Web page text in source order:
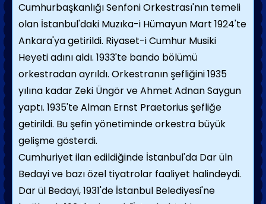
Cumhurbaşkanlığı Senfoni Orkestrası'nın temeli
olan İstanbul'daki Muzıka-i Hümayun Mart 1924'te
Ankara'ya getirildi. Riyaset-i Cumhur Musiki
Heyeti adını aldı. 1933'te bando bölümü
orkestradan ayrıldı. Orkestranın şefliğini 1935
yılına kadar Zeki Üngör ve Ahmet Adnan Saygun
yaptı. 1935'te Alman Ernst Praetorius şefliğe
getirildi. Bu şefin yönetiminde orkestra büyük
gelişme gösterdi.
Cumhuriyet ilan edildiğinde İstanbul'da Dar üln
Bedayi ve bazı özel tiyatrolar faaliyet halindeydi.
Dar ül Bedayi, 1931'de İstanbul Belediyesi'ne